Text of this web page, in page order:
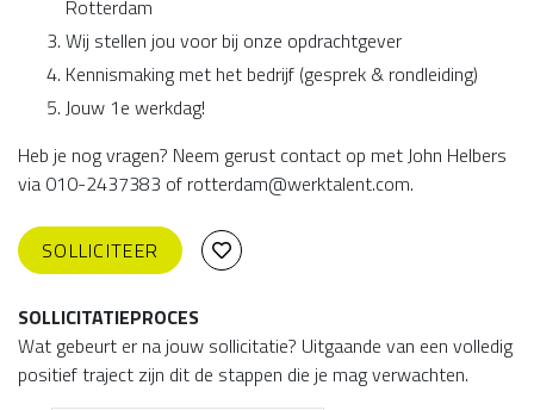
Rotterdam
Wij stellen jou voor bij onze opdrachtgever
Kennismaking met het bedrijf (gesprek & rondleiding)
Jouw 1e werkdag!
Heb je nog vragen? Neem gerust contact op met John Helbers
via 010-2437383 of rotterdam@werktalent.com.
SOLLICITEER
SOLLICITATIEPROCES
Wat gebeurt er na jouw sollicitatie? Uitgaande van een volledig
positief traject zijn dit de stappen die je mag verwachten.